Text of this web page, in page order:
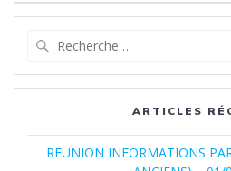
l’article
:
ARTICLES
REUNION INFORMATIONS